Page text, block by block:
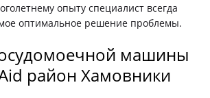
опыту специалист всегда
оптимальное решение проблемы.
машины
район Хамовники